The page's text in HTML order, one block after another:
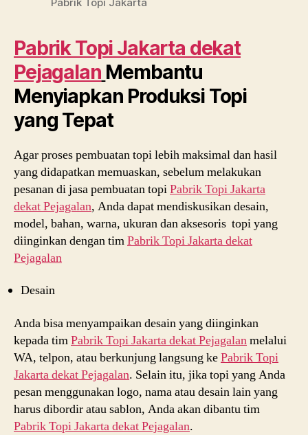
Pabrik Topi Jakarta dekat
Pejagalan Membantu
Menyiapkan Produksi Topi
yang Tepat
Agar proses pembuatan topi lebih maksimal dan hasil
yang didapatkan memuaskan, sebelum melakukan
pesanan di jasa pembuatan topiPabrik Topi Jakarta
dekatPejagalan, Anda dapat mendiskusikan desain,
model, bahan, warna, ukuran dan aksesoris topi yang
diinginkan dengan timPabrik Topi Jakarta dekat
Pejagalan
Desain
Anda bisa menyampaikan desain yang diinginkan
kepada timPabrik Topi Jakarta dekatPejagalanmelalui
WA, telpon, atau berkunjung langsung kePabrik Topi
Jakarta dekatPejagalan. Selain itu, jika topi yang Anda
pesan menggunakan logo, nama atau desain lain yang
harus dibordir atau sablon, Anda akan dibantu tim
Pabrik Topi Jakarta dekatPejagalan.